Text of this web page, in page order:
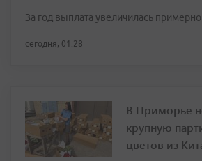
За год выплата увеличилась
сегодня, 01:28
В Приморье
крупную
цветов из